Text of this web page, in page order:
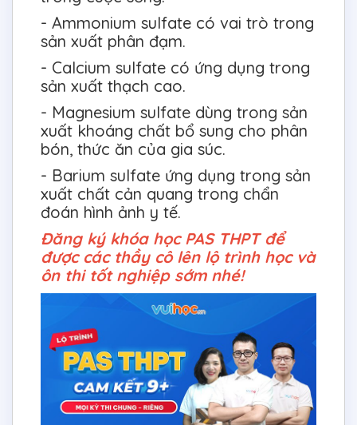
- Ammonium sulfate có vai trò trong
sản xuất phân đạm.
- Calcium sulfate có ứng dụng trong
sản xuất thạch cao.
- Magnesium sulfate dùng trong sản
xuất khoáng chất bổ sung cho phân
bón, thức ăn của gia súc.
- Barium sulfate ứng dụng trong sản
xuất chất cản quang trong chẩn
đoán hình ảnh y tế.
Đăng ký khóa học PAS THPT để
được các thầy cô lên lộ trình học và
ôn thi tốt nghiệp sớm nhé!